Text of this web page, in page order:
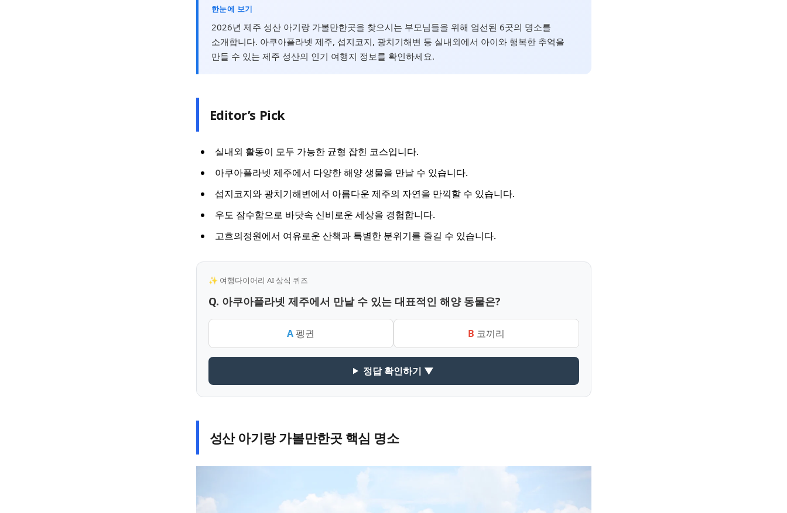
한눈에 보기
2026년 제주 성산 아기랑 가볼만한곳을 찾으시는 부모님들을 위해 엄선된 6곳의 명소를
소개합니다. 아쿠아플라넷 제주, 섭지코지, 광치기해변 등 실내외에서 아이와 행복한 추억을
만들 수 있는 제주 성산의 인기 여행지 정보를 확인하세요.
Editor’s Pick
실내외 활동이 모두 가능한 균형 잡힌 코스입니다.
아쿠아플라넷 제주에서 다양한 해양 생물을 만날 수 있습니다.
섭지코지와 광치기해변에서 아름다운 제주의 자연을 만끽할 수 있습니다.
우도 잠수함으로 바닷속 신비로운 세상을 경험합니다.
고흐의정원에서 여유로운 산책과 특별한 분위기를 즐길 수 있습니다.
✨ 여행다이어리 AI 상식 퀴즈
Q. 아쿠아플라넷 제주에서 만날 수 있는 대표적인 해양 동물은?
A 펭귄 B 코끼리
정답 확인하기 ▼
성산 아기랑 가볼만한곳 핵심 명소